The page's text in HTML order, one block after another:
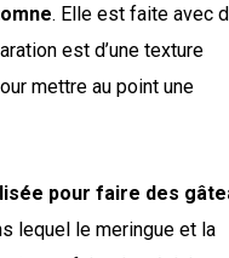
. Elle est faite avec
est d’une texture
mettre au point une
pour faire des
lequel le meringue et la